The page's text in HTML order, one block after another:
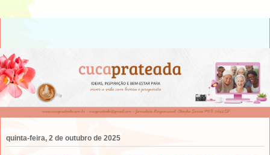
quinta-feira, 2 de outubro de 2025